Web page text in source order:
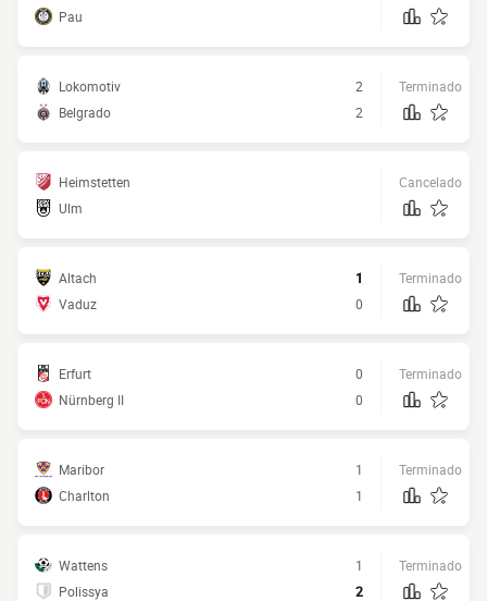
Pau
Lokomotiv
2
Belgrado
2
Terminado
Heimstetten
Ulm
Cancelado
Altach
1
Vaduz
0
Terminado
Erfurt
0
Nürnberg II
0
Terminado
Maribor
1
Charlton
1
Terminado
Wattens
1
Polissya
2
Terminado